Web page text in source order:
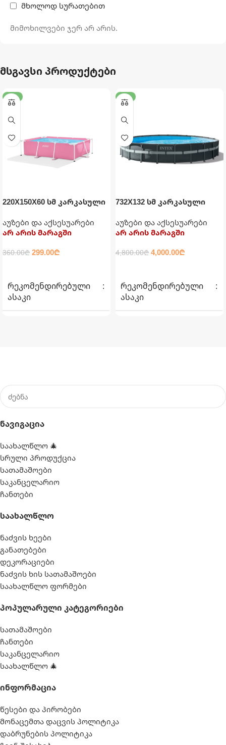
მხოლოდ სურათებით
მიმოხილვები ჯერ არ არის.
მსგავსი პროდუქტები
-17%
220X150X60 სმ კარკასული
ვარდისფერი INTEX
აუზები და აქსესუარები
არ არის მარაგში
360.00₾ 299.00₾
ᲠᲔᲙᲝᲛᲔᲜᲓᲘᲠᲔᲑᲣᲚᲘ
ᲐᲡᲐᲙᲘ
ᲬᲝᲜᲐ
78.1 სმ X 29.8 სმ X 22.5 სმ
ᲛᲝᲪᲣᲚᲝᲑᲐ
1662 ლიტრი
ᲐᲥᲡᲔᲡᲣᲐᲠᲔᲑᲘ
ᲤᲔᲠᲘ ვარდისფერი
ᲤᲝᲠᲛᲐ
-17%
732X132 სმ კარკასული
ტენტით, კიბითა და
დასაფენით INTEX
აუზები და აქსესუარები
არ არის მარაგში
4,800.00₾ 4,000.00₾
ᲠᲔᲙᲝᲛᲔᲜᲓᲘᲠᲔᲑᲣᲚᲘ
ᲐᲡᲐᲙᲘ
ᲬᲝᲜᲐ
,
Ნავიგაცია
საახალწლო 🎄
სრული პროდუქცია
სათამაშოები
საკანცელარიო
ჩანთები
Საახალწლო
ნაძვის ხეები
განათებები
დეკორაციები
ნაძვის ხის სათამაშოები
საახალწლო ფორმები
Პოპულარული Კატეგორიები
სათამაშოები
ჩანთები
საკანცელარიო
საახალწლო 🎄
Ინფორმაცია
წესები და პირობები
მონაცემთა დაცვის პოლიტიკა
დაბრუნების პოლიტიკა